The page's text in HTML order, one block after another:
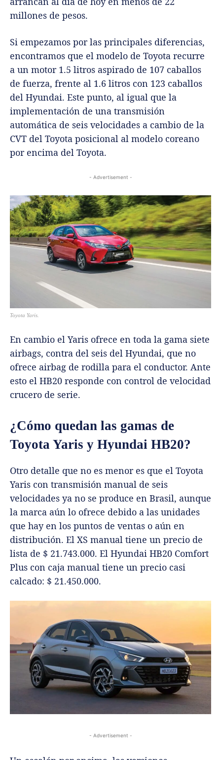
millones de pesos.
Si empezamos por las principales diferencias,
encontramos que el modelo de Toyota recurre
a un motor 1.5 litros aspirado de 107 caballos
de fuerza, frente al 1.6 litros con 123 caballos
del Hyundai. Este punto, al igual que la
implementación de una transmisión
automática de seis velocidades a cambio de la
CVT del Toyota posicional al modelo coreano
por encima del Toyota.
- Advertisement -
Toyota Yaris.
En cambio el Yaris ofrece en toda la gama siete
airbags, contra del seis del Hyundai, que no
ofrece airbag de rodilla para el conductor. Ante
esto el HB20 responde con control de velocidad
crucero de serie.
¿Cómo quedan las gamas de
Toyota Yaris y Hyundai HB20?
Otro detalle que no es menor es que el Toyota
Yaris con transmisión manual de seis
velocidades ya no se produce en Brasil, aunque
la marca aún lo ofrece debido a las unidades
que hay en los puntos de ventas o aún en
distribución. El XS manual tiene un precio de
lista de $ 21.743.000. El Hyundai HB20 Comfort
Plus con caja manual tiene un precio casi
calcado: $ 21.450.000.
- Advertisement -